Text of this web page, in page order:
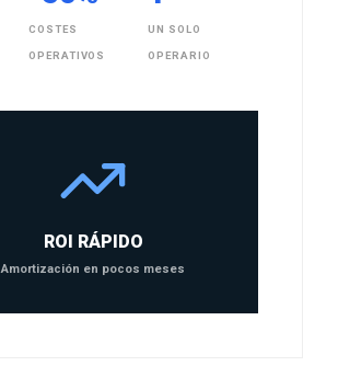
COSTES
OPERATIVOS
UN SOLO
OPERARIO
ROI RÁPIDO
Amortización en pocos meses